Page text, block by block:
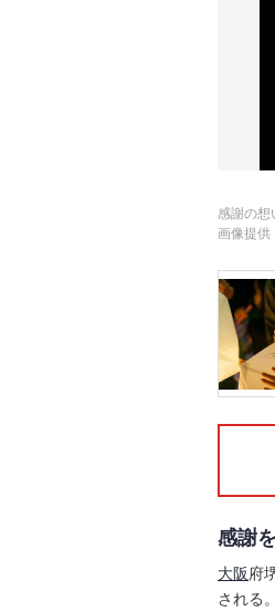
感謝の想
画像提供
感謝
大阪府
される